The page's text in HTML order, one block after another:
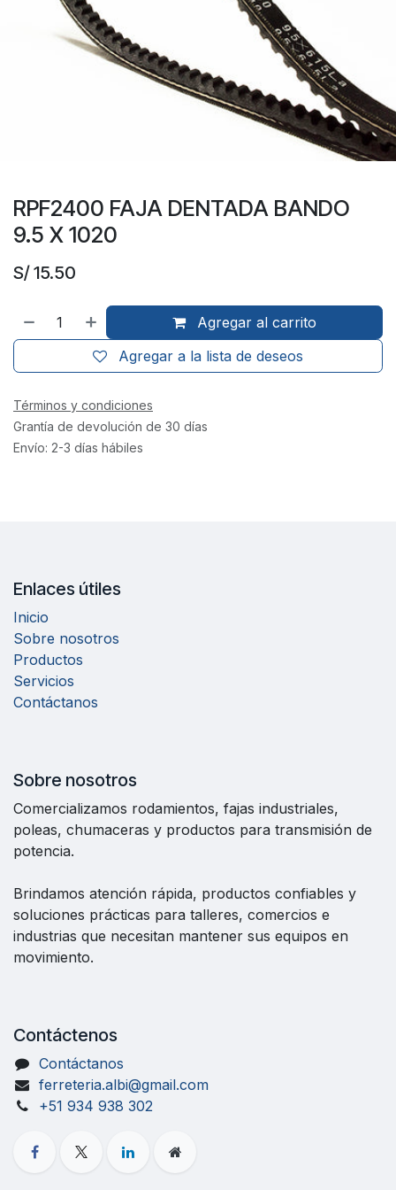
RPF2400 FAJA DENTADA BANDO
9.5 X 1020
S/15.50
Agregar al carrito
Agregar a la lista de deseos
Términos y condiciones
Grantía de devolución de 30 días
Envío: 2-3 días hábiles
Enlaces útiles
Inicio
Sobre nosotros
Productos
Servicios
Contáctanos
Sobre nosotros
Comercializamos rodamientos, fajas industriales,
poleas, chumaceras y productos para transmisión de
potencia.
Brindamos atención rápida, productos confiables y
soluciones prácticas para talleres, comercios e
industrias que necesitan mantener sus equipos en
movimiento.
Contáctenos
Contáctanos
ferreteria.albi@gmail.com
+51 934 938 302